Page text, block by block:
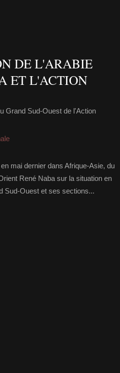
DE L'ARABIE
ET L'ACTION
Grand Sud-Ouest de l'Action
mai dernier dans Afrique-Asie, du
René Naba sur la situation en
Sud-Ouest et ses sections...